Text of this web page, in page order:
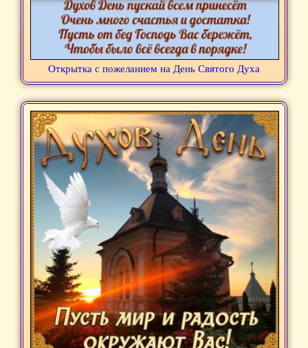
Открытка с пожеланием на День Святого Духа